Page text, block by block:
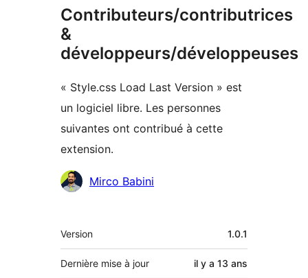
Contributeurs/contributrices
&
développeurs/développeuses
« Style.css Load Last Version » est
un logiciel libre. Les personnes
suivantes ont contribué à cette
extension.
Contributeurs
Mirco Babini
Méta
Version 1.0.1
Dernière mise à jour il y a 13 ans